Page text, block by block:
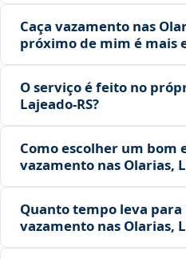
Caça vazamento nas
próximo de mim é mais
O serviço é feito no
Lajeado‑RS?
Como escolher um bom
vazamento nas Olarias,
Quanto tempo leva
vazamento nas Olarias,